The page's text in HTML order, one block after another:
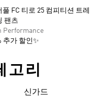
풀 FC 티로 25 컴피티션 트레
팬츠
Performance
추가 할인✨
고리
신가드